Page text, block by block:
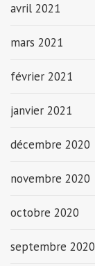
avril 2021
mars 2021
février 2021
janvier 2021
décembre 2020
novembre 2020
octobre 2020
septembre 2020